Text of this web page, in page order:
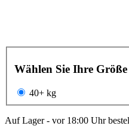
Wählen Sie Ihre Größe
40+ kg
Auf Lager - vor 18:00 Uhr